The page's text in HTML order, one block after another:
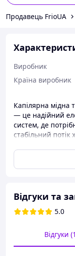
Продавець FrioUA
Виробник
Країна виробник
Капілярна мідна
— це надійний
систем, де
стабільний потік
промисловому
працюють із
теплопровідність
Довжина бухти
необхідний
Переваги:
Відгуки та
5.0
Відгуки